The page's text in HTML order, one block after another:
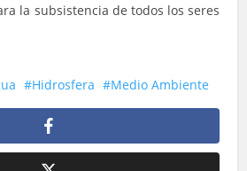
la subsistencia de todos los seres
Hidrosfera Medio Ambiente